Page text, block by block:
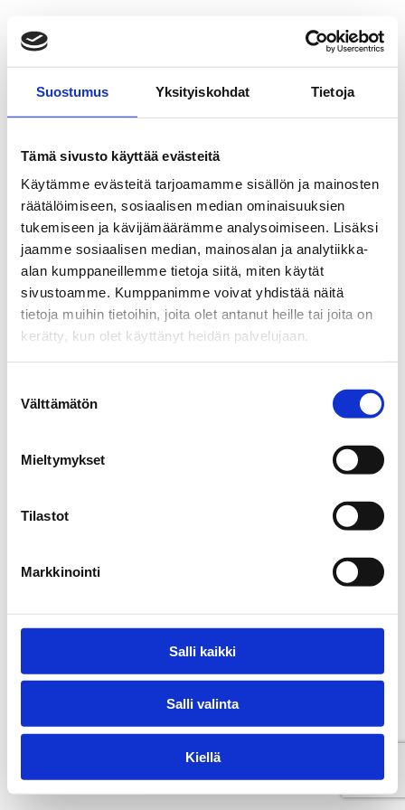
Suostumus Yksityiskohdat Tietoja
Tämä sivusto käyttää evästeitä
Käytämme evästeitä tarjoamamme sisällön ja mainosten
räätälöimiseen, sosiaalisen median ominaisuuksien
tukemiseen ja kävijämäärämme analysoimiseen. Lisäksi
jaamme sosiaalisen median, mainosalan ja analytiikka-
alan kumppaneillemme tietoja siitä, miten käytät
sivustoamme. Kumppanimme voivat yhdistää näitä
tietoja muihin tietoihin, joita olet antanut heille tai joita on
kerätty, kun olet käyttänyt heidän palvelujaan.
valinta
Välttämätön
Mieltymykset
Tilastot
Markkinointi
Salli kaikki
Salli valinta
Kiellä